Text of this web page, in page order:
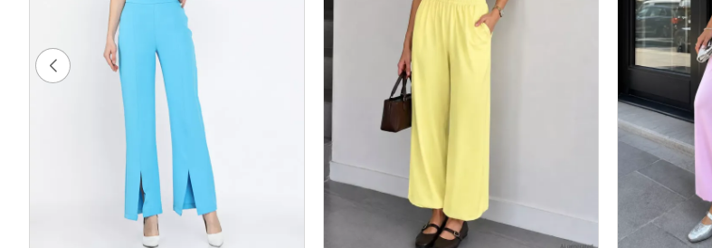
Kadın Paça Yırtmaçlı Tarz Pantolon Mavi